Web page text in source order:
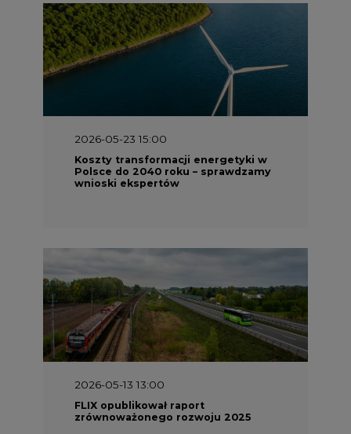
Koszty transformacji energetyki w
Polsce do 2040 roku – sprawdzamy
wnioski ekspertów
2026-05-13 13:00
FLIX opublikował raport
zrównoważonego rozwoju 2025